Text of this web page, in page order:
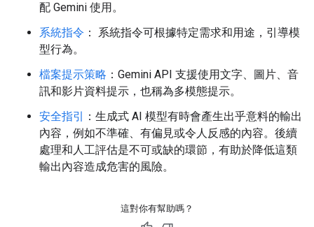
配 Gemini 使用。
系統指令 ： 系統指令可根據特定需求和用途，引導模
型行為。
檔案提示策略 ：Gemini API 支援使用文字、圖片、音
訊和影片資料提示，也稱為多模態提示。
安全指引 ：生成式 AI 模型有時會產生出乎意料的輸出
內容，例如不準確、有偏見或令人反感的內容。後續
處理和人工評估是不可或缺的環節，有助於降低這類
輸出內容造成危害的風險。
這對你有幫助嗎？